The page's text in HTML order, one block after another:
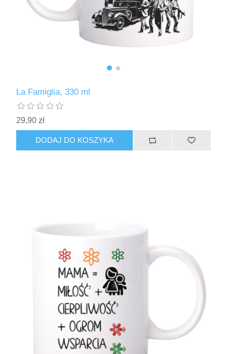
La Famiglia, 330 ml
29,90 zł
DODAJ DO KOSZYKA